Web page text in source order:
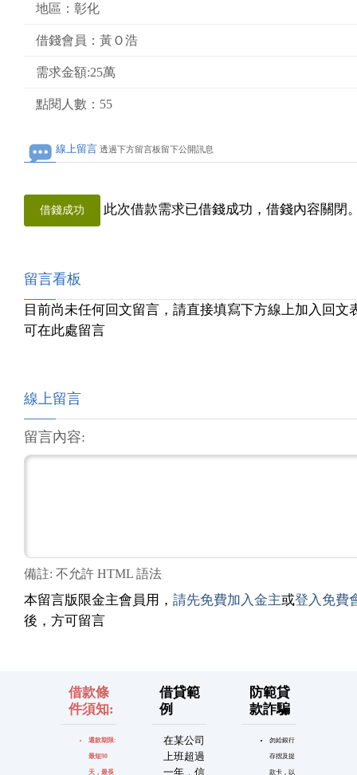
地區：彰化
借錢會員：黃Ｏ浩
需求金額:25萬
點閱人數：55
線上留言 透過下方留言板留下公開訊息
借錢成功 此次借款需求已借錢成功，借錢內容關閉
留言看板
目前尚未任何回文留言，請直接填寫下方線上加入回文
可在此處留言
線上留言
留言內容:
備註: 不允許 HTML 語法
本留言版限金主會員用， 請先免費加入金主或登入免費
後，方可留言
借款條
件須知:
還款期限:
最短90
天，最長
借貸範
例
在某公司
上班超過
一年，信
防範貸
款詐騙
勿給銀行
存摺及提
款卡，以